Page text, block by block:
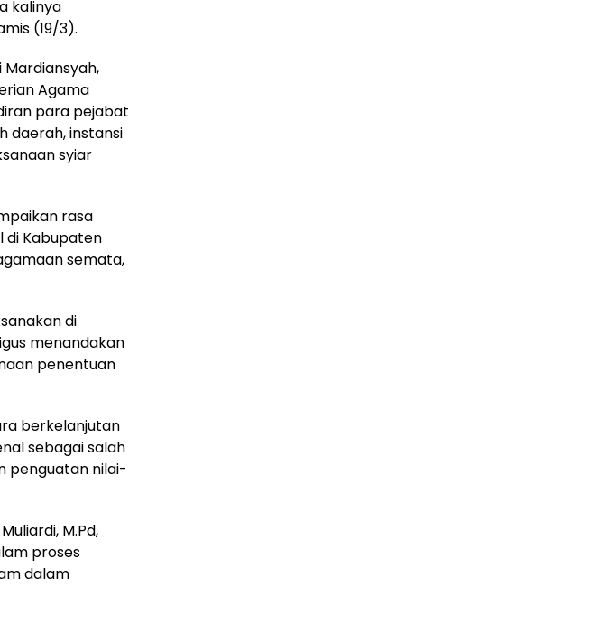
kalinya
(19/3).
Agama
para pejabat
daerah, instansi
syiar
rasa
di Kabupaten
semata,
di
menandakan
penentuan
berkelanjutan
sebagai salah
penguatan nilai-
M.Pd,
proses
dalam